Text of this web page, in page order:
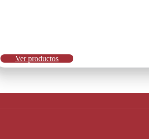
Ver productos